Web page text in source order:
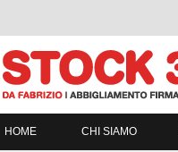
HOME CHI SIAMO